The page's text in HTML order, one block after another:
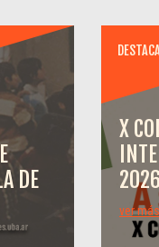
DE
X
2026
ver más